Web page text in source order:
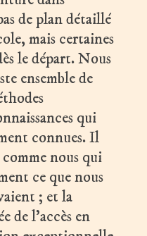
de plan détaillé
mais certaines
le départ. Nous
ensemble de
qui
connues. Il
nous qui
ce que nous
; et la
de l’accès en